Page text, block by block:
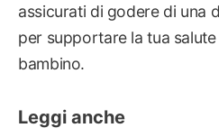
assicurati di godere di una
per supportare la tua
bambino.
Leggi anche